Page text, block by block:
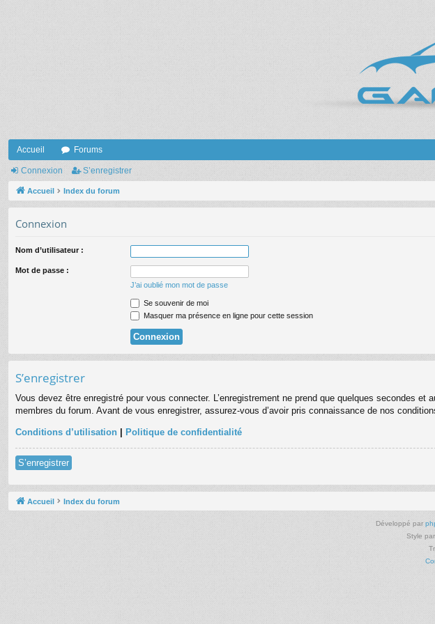
Accueil Forums
Connexion S’enregistrer
Accueil Index du forum
Connexion
Nom d’utilisateur :
Mot de passe :
J’ai oublié mon mot de passe
Se souvenir de moi
Masquer ma présence en ligne pour cette session
S’enregistrer
Vous devez être enregistré pour vous connecter. L’enregistrement ne prend que quelques secondes
membres du forum. Avant de vous enregistrer, assurez-vous d’avoir pris connaissance de nos
Conditions d’utilisation | Politique de confidentialité
S’enregistrer
Accueil Index du forum
Développé par
Style par